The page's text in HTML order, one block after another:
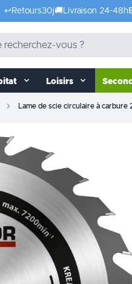
↩️ Retours30j🚚 Livraison 24-48h
Loisirs
Lame de scie circulaire à carbure